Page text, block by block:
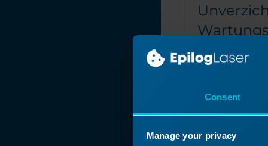
Consent
Manage your privacy
für
Ein sauberer
den